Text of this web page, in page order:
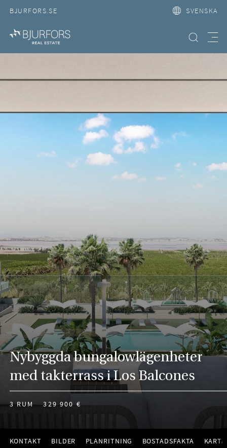
BJURFORS.SE SVENSKA
Hitta bostad
Nybyggda bungalowlägenheter
med takterrass i Los Balcones
3 RUM 329 900 €
KONTAKT BILDER PLANRITNING BOSTADSFAKTA KARTA